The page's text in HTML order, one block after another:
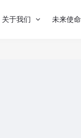
关于我们 未来使命